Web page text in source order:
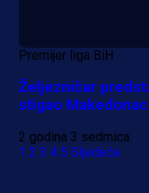
Premijer liga BiH
Željezničar
stigao Makedonac
2 godina 3 sedmica
1 2 3 4 5 Sljedeća